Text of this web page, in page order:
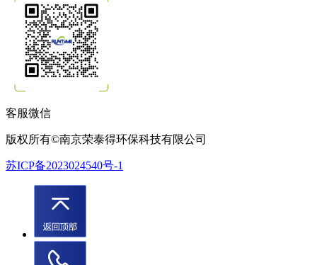
客服微信
版权所有©南京荣泰得环保科技有限公司
苏ICP备2023024540号-1